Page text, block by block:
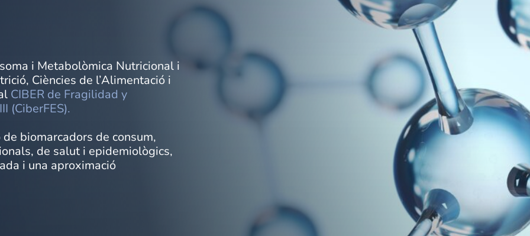
i Metabolòmica Nutricional i
Ciències de l’Alimentació i
CIBER de Fragilidad y
(CiberFES).
biomarcadors de consum,
de salut i epidemiològics,
i una aproximació